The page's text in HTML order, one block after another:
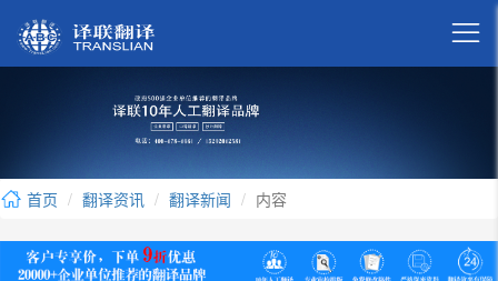

首页 翻译资讯 翻译新闻 内容